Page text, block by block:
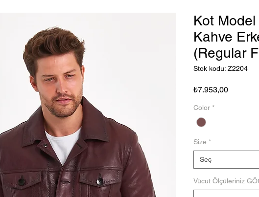
Kot
Kahve
(Regular
Stok kodu: Z2204
₺7.953,00Fiyat
Color *
Size *
Seç
Vücut Ölçüleriniz